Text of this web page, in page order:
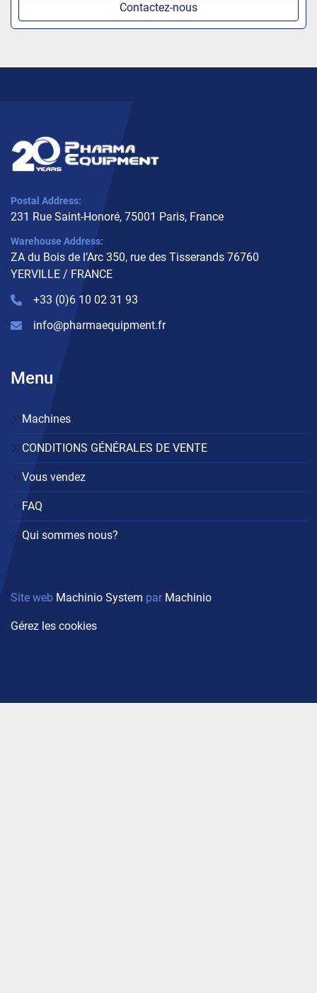
Contactez-nous
Postal Address:
231 Rue Saint-Honoré, 75001 Paris, France
Warehouse Address:
ZA du Bois de l’Arc 350, rue des Tisserands 76760
YERVILLE / FRANCE
+33 (0)6 10 02 31 93
info@pharmaequipment.fr
Menu
Machines
CONDITIONS GÉNÉRALES DE VENTE
Vous vendez
FAQ
Qui sommes nous?
Site web Machinio System par Machinio
Gérez les cookies